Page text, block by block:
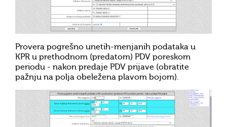
Provera pogrešno unetih-menjanih podataka u
KPR u prethodnom (predatom) PDV poreskom
periodu - nakon predaje PDV prijave (obratite
pažnju na polja obeležena plavom bojom).